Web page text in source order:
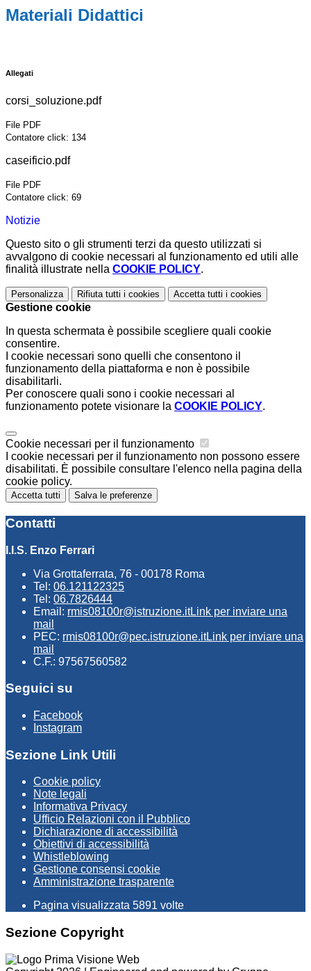
Materiali Didattici
Allegati
corsi_soluzione.pdf
File PDF
Contatore click: 134
caseificio.pdf
File PDF
Contatore click: 69
Notizie
Questo sito o gli strumenti terzi da questo utilizzati si
avvalgono di cookie necessari al funzionamento ed utili alle
finalità illustrate nella COOKIE POLICY.
Personalizza Rifiuta tutti i cookies Accetta tutti i cookies
Gestione cookie
In questa schermata è possibile scegliere quali cookie
consentire.
I cookie necessari sono quelli che consentono il
funzionamento della piattaforma e non è possibile
disabilitarli.
Per conoscere quali sono i cookie necessari al
funzionamento potete visionare la COOKIE POLICY.
Cookie necessari per il funzionamento
I cookie necessari per il funzionamento non possono essere
disabilitati. È possibile consultare l'elenco nella pagina della
cookie policy.
Accetta tutti Salva le preferenze
Contatti
I.I.S. Enzo Ferrari
Via Grottaferrata, 76 - 00178 Roma
Tel: 06.121122325
Tel: 06.7826444
Email: rmis08100r@istruzione.itLink per inviare una
mail
PEC: rmis08100r@pec.istruzione.itLink per inviare una
mail
C.F.: 97567560582
Seguici su
Facebook
Instagram
Sezione Link Utili
Cookie policy
Note legali
Informativa Privacy
Ufficio Relazioni con il Pubblico
Dichiarazione di accessibilità
Obiettivi di accessibilità
Whistleblowing
Gestione consensi cookie
Amministrazione trasparente
Pagina visualizzata 5891 volte
Sezione Copyright